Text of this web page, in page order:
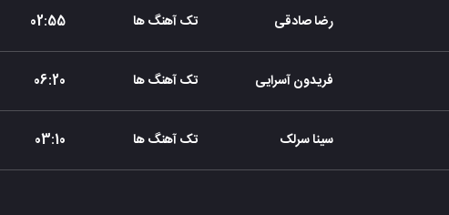
رضا صادقی تک آهنگ ها 02:55
فریدون آسرایی تک آهنگ ها 06:20
سینا سرلک تک آهنگ ها 03:10